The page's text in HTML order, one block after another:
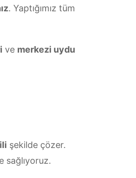
. Yaptığımız tüm
ve merkezi uydu
şekilde çözer.
sağlıyoruz.